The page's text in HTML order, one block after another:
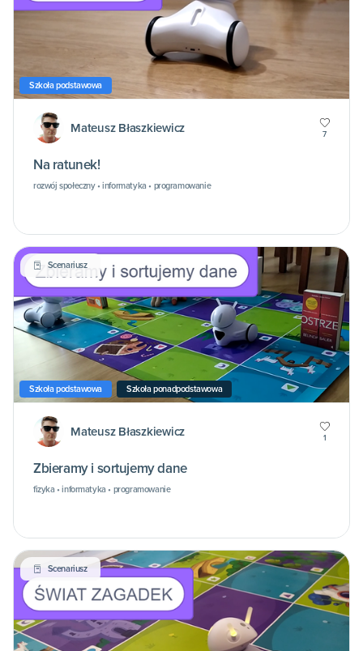
Szkoła podstawowa
Mateusz Błaszkiewicz 7
Na ratunek!
rozwój społeczny • informatyka • programowanie
Scenariusz
Szkoła podstawowa Szkoła ponadpodstawowa
Mateusz Błaszkiewicz 1
Zbieramy i sortujemy dane
fizyka • informatyka • programowanie
Scenariusz